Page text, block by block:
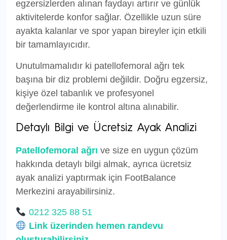
egzersizlerden alınan faydayı artırır ve günlük
aktivitelerde konfor sağlar. Özellikle uzun süre
ayakta kalanlar ve spor yapan bireyler için etkili
bir tamamlayıcıdır.
Unutulmamalıdır ki patellofemoral ağrı tek
başına bir diz problemi değildir. Doğru egzersiz,
kişiye özel tabanlık ve profesyonel
değerlendirme ile kontrol altına alınabilir.
Detaylı Bilgi ve Ücretsiz Ayak Analizi
Patellofemoral ağrı ve size en uygun çözüm
hakkında detaylı bilgi almak, ayrıca ücretsiz
ayak analizi yaptırmak için FootBalance
Merkezini arayabilirsiniz.
0212 325 88 51
Link üzerinden hemen randevu